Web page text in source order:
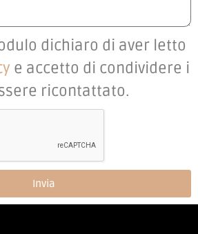
dichiaro di aver letto
e accetto di condividere i
ricontattato.
Invia